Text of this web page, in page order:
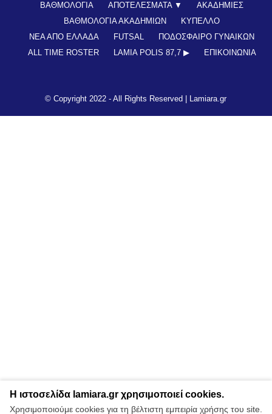
ΒΑΘΜΟΛΟΓΙΑ
ΑΠΟΤΕΛΕΣΜΑΤΑ ▼
ΑΚΑΔΗΜΙΕΣ
ΒΑΘΜΟΛΟΓΙΑ ΑΚΑΔΗΜΙΩΝ
ΚΥΠΕΛΛΟ
ΝΕΑ ΑΠΟ ΕΛΛΑΔΑ
FUTSAL
ΠΟΔΟΣΦΑΙΡΟ ΓΥΝΑΙΚΩΝ
ALL TIME ROSTER
LAMIA POLIS 87,7 ▶︎ ΕΠΙΚΟΙΝΩΝΊΑ
© Copyright 2022 - All Rights Reserved | Lamiara.gr
Η ιστοσελίδα lamiara.gr χρησιμοποιεί cookies.
Χρησιμοποιούμε cookies για τη βέλτιστη εμπειρία χρήσης του site.